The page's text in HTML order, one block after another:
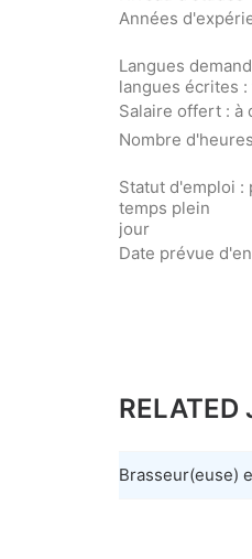
Années
Langues
langues écrites
Salaire offert : à
Nombre
Statut d'emploi :
temps plein
jour
Date prévue
RELATED
Brasseur(euse)